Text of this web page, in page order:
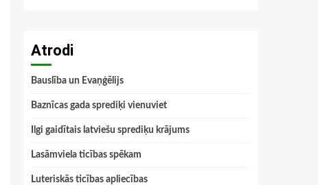
Atrodi
Bauslība un Evaņģēlijs
Baznīcas gada sprediķi vienuviet
Ilgi gaidītais latviešu sprediķu krājums
Lasāmviela ticības spēkam
Luteriskās ticības apliecības